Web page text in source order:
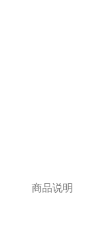
商品说明